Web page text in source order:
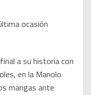
a su historia con
en la Manolo
mangas ante